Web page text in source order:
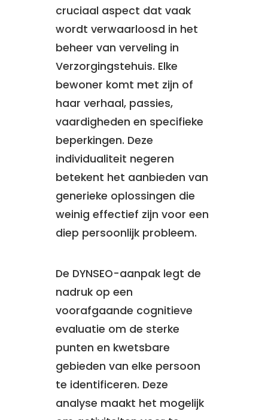
cruciaal aspect dat vaak
wordt verwaarloosd in het
beheer van verveling in
Verzorgingstehuis. Elke
bewoner komt met zijn of
haar verhaal, passies,
vaardigheden en specifieke
beperkingen. Deze
individualiteit negeren
betekent het aanbieden van
generieke oplossingen die
weinig effectief zijn voor een
diep persoonlijk probleem.
De DYNSEO-aanpak legt de
nadruk op een
voorafgaande cognitieve
evaluatie om de sterke
punten en kwetsbare
gebieden van elke persoon
te identificeren. Deze
analyse maakt het mogelijk